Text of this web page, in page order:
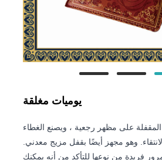
يوميات مغلقة
على مظهر رجعية ، ويصنع الغطاء
وهو مجهز أيضًا بقفل مزيج معدني.
فريدة من نوعها للتأكد من أنه يمكنك